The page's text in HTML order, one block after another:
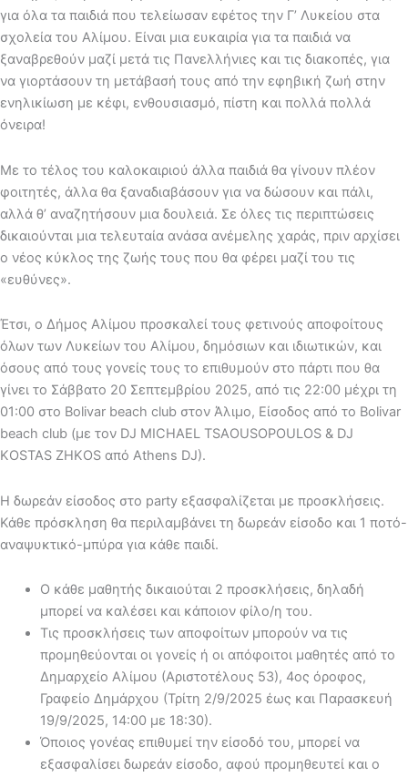
για όλα τα παιδιά που τελείωσαν εφέτος την Γ’ Λυκείου στα
σχολεία του Αλίμου. Είναι μια ευκαιρία για τα παιδιά να
ξαναβρεθούν μαζί μετά τις Πανελλήνιες και τις διακοπές, για
να γιορτάσουν τη μετάβασή τους από την εφηβική ζωή στην
ενηλικίωση με κέφι, ενθουσιασμό, πίστη και πολλά πολλά
όνειρα!
Με το τέλος του καλοκαιριού άλλα παιδιά θα γίνουν πλέον
φοιτητές, άλλα θα ξαναδιαβάσουν για να δώσουν και πάλι,
αλλά θ’ αναζητήσουν μια δουλειά. Σε όλες τις περιπτώσεις
δικαιούνται μια τελευταία ανάσα ανέμελης χαράς, πριν αρχίσει
ο νέος κύκλος της ζωής τους που θα φέρει μαζί του τις
«ευθύνες».
Έτσι, ο Δήμος Αλίμου προσκαλεί τους φετινούς αποφοίτους
όλων των Λυκείων του Αλίμου, δημόσιων και ιδιωτικών, και
όσους από τους γονείς τους το επιθυμούν στο πάρτι που θα
γίνει το Σάββατο 20 Σεπτεμβρίου 2025, από τις 22:00 μέχρι τη
01:00 στο Bolivar beach club στον Άλιμο, Είσοδος από το Bolivar
beach club (με τον DJ MICHAEL TSAOUSOPOULOS & DJ
KOSTAS ZHKOS από Athens DJ).
Η δωρεάν είσοδος στο party εξασφαλίζεται με προσκλήσεις.
Κάθε πρόσκληση θα περιλαμβάνει τη δωρεάν είσοδο και 1 ποτό-
αναψυκτικό-μπύρα για κάθε παιδί.
Ο κάθε μαθητής δικαιούται 2 προσκλήσεις, δηλαδή
μπορεί να καλέσει και κάποιον φίλο/η του.
Τις προσκλήσεις των αποφοίτων μπορούν να τις
προμηθεύονται οι γονείς ή οι απόφοιτοι μαθητές από το
Δημαρχείο Αλίμου (Αριστοτέλους 53), 4ος όροφος,
Γραφείο Δημάρχου (Τρίτη 2/9/2025 έως και Παρασκευή
19/9/2025, 14:00 με 18:30).
Όποιος γονέας επιθυμεί την είσοδό του, μπορεί να
εξασφαλίσει δωρεάν είσοδο, αφού προμηθευτεί και ο